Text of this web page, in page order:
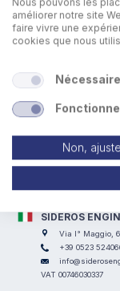
productivité et
et des services
augmenter la
vers une réflexion
gestion des
SIDEROS
Via I° Maggio,
+39 0523
VAT 00746030337
améliorer notre site
faire vivre une
cookies que nous
Nécessaire
Non,